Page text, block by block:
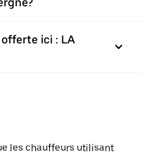
ici : LA
les chauffeurs utilisant